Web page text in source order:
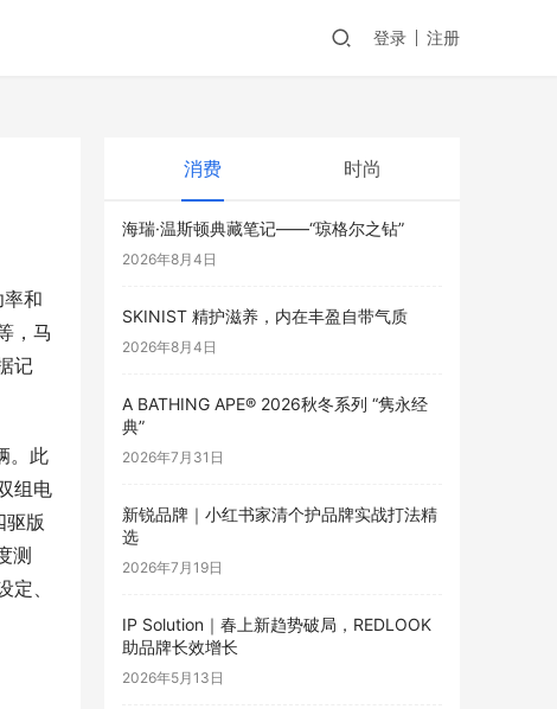
登录 注册
和
，马
记
。此
组电
驱版
测
、
消费 时尚
海瑞·温斯顿典藏笔记——“琼格尔之钻”
2026年8月4日
SKINIST 精护滋养，内在丰盈自带气质
2026年8月4日
A BATHING APE® 2026秋冬系列 “隽永经
典”
2026年7月31日
新锐品牌｜小红书家清个护品牌实战打法精
选
2026年7月19日
IP Solution｜春上新趋势破局，REDLOOK
助品牌长效增长
2026年5月13日